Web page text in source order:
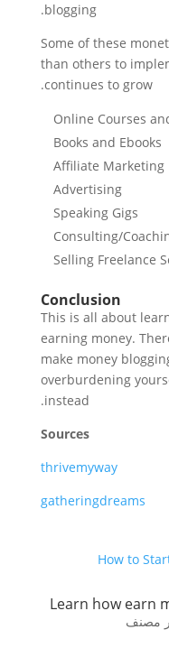
blogging.
Some of these
than others to
continues to grow.
Online Courses
Books and Ebooks
Affiliate Marketing
Advertising
Speaking Gigs
Consulting/
Selling Freelance
Conclusion
This is all about
earning money.
make money
overburdening
instead.
Sources
thrivemyway
gatheringdreams
Learn how earn
مصنف